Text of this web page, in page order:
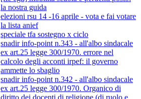
la nostra guida
elezioni rsu 14 -16 aprile - vota e fai votare
la lista anief
speciale tfa sostegno x ciclo
snadir info-point n.343 - all'albo sindacale
ex art.25 legge 300/1970. errore nel
calcolo degli acconti irpef: il governo
ammette lo sbaglio
snadir info-point n.342 - all'albo sindacale
ex art.25 legge 300/1970. Organico di